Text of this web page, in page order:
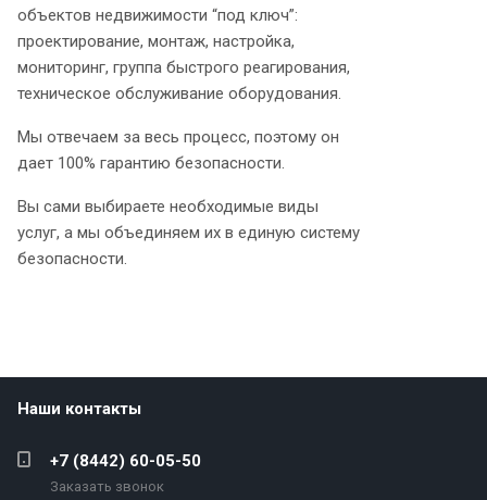
объектов недвижимости “под ключ”:
проектирование, монтаж, настройка,
мониторинг, группа быстрого реагирования,
техническое обслуживание оборудования.
Мы отвечаем за весь процесс, поэтому он
дает 100% гарантию безопасности.
Вы сами выбираете необходимые виды
услуг, а мы объединяем их в единую систему
безопасности.
Наши контакты
+7 (8442) 60-05-50
Заказать звонок